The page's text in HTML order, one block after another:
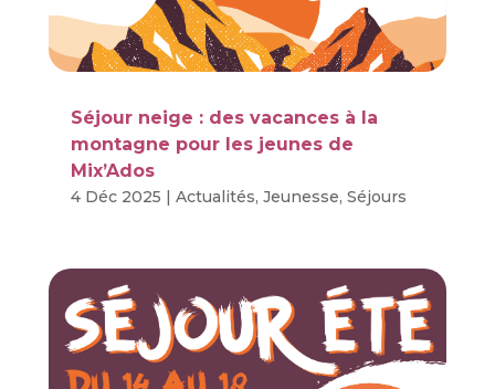
Séjour neige : des vacances à la
montagne pour les jeunes de
Mix’Ados
4 Déc 2025 | Actualités, Jeunesse, Séjours